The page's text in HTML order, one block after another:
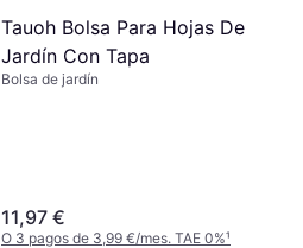
Tauoh Bolsa Para Hojas De
Jardín Con Tapa
Bolsa de jardín
11,97 €
O 3 pagos de 3,99 €/mes. TAE 0%¹